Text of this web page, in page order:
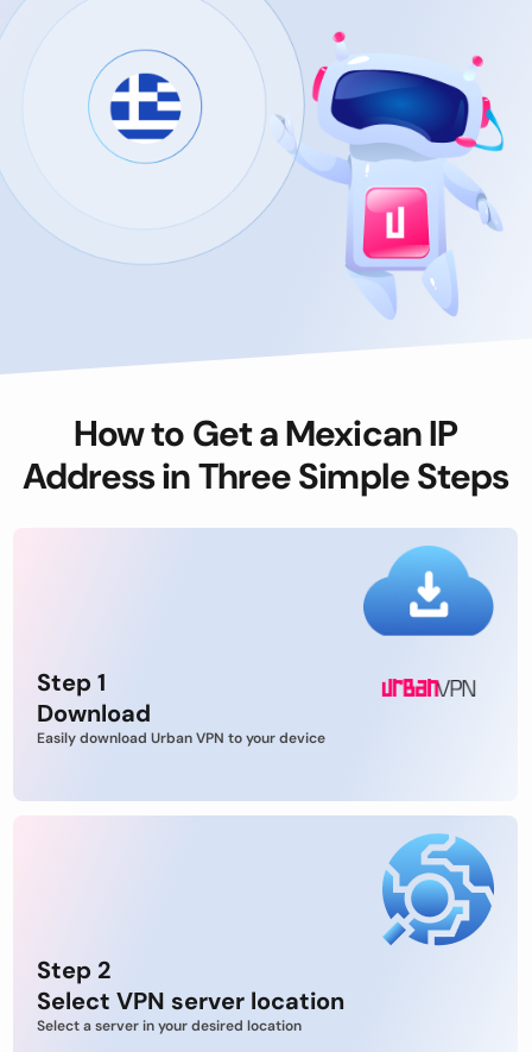
How to Get a Mexican IP
Address in Three Simple Steps
Step 1
Download
Easily download Urban VPN to your device
Step 2
Select VPN server location
Select a server in your desired location